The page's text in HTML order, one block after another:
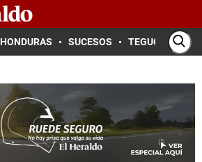
HONDURAS SUCESOS TEGUCIGALPA